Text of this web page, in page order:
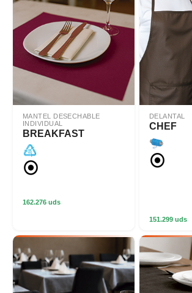
MANTEL DESECHABLE
INDIVIDUAL
BREAKFAST
162.276 uds
DELANTAL
CHEF
151.299 uds